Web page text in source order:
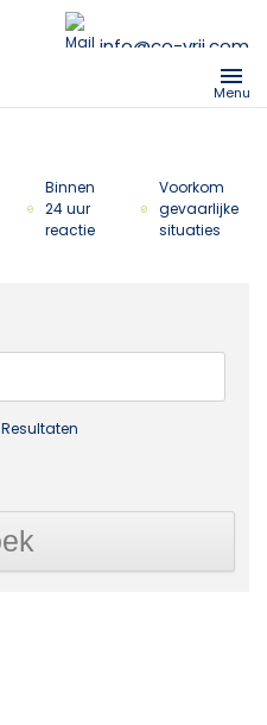
info@co-vrij.com
Menu
Binnen
24 uur
reactie
Voorkom
gevaarlijke
situaties
Resultaten